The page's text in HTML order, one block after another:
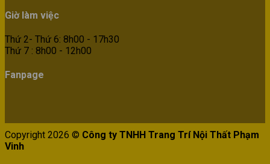
Giờ làm việc
Thứ 2- Thứ 6: 8h00 - 17h30
Thứ 7 : 8h00 - 12h00
Fanpage
Copyright 2026 © Công ty TNHH Trang Trí Nội Thất Phạm
Vinh